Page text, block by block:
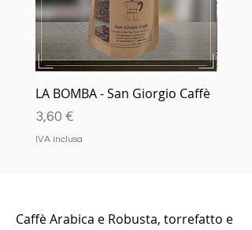
LA BOMBA - San Giorgio Caffè
Prezzo
3,60 €
IVA inclusa
Caffè Arabica e Robusta, torrefatto e